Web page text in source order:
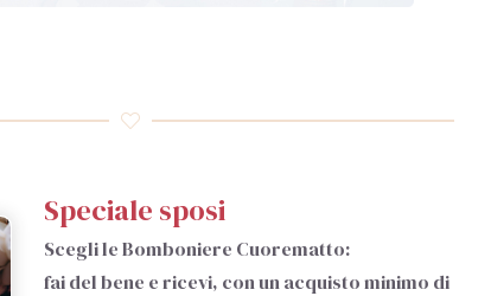
Speciale sposi
Scegli le Bomboniere Cuorematto:
fai del bene e ricevi, con un acquisto minimo di